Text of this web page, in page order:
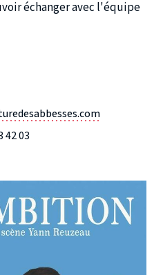
échanger avec l'équipe
42 03